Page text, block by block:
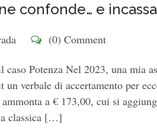
confonde… e incassa
(0) Comment
Potenza Nel 2023, una mia
verbale di accertamento per
a € 173,00, cui si
classica […]